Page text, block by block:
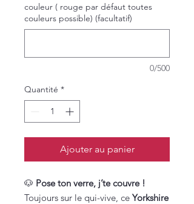
couleur ( rouge par défaut toutes
couleurs possible) (facultatif)
0/500
Quantité *
Ajouter au panier
🐶 Pose ton verre, j’te couvre !
Toujours sur le qui-vive, ce Yorkshire